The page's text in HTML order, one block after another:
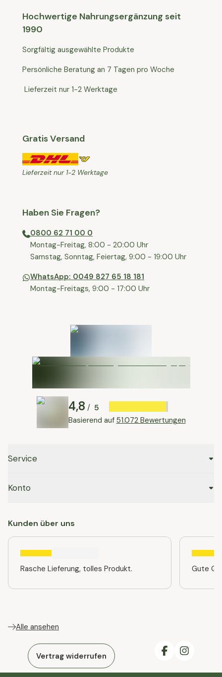
Hochwertige Nahrungsergänzung seit
1990
Sorgfältig ausgewählte Produkte
Persönliche Beratung an 7 Tagen pro Woche
Lieferzeit nur 1-2 Werktage
Gratis Versand
Lieferzeit nur 1-2 Werktage
Haben Sie Fragen?
0800 62 71 00 0
⁠⁠Montag-Freitag, 8:00 - 20:00 Uhr
⁠Samstag, Sonntag, Feiertag, 9:00 - 19:00 Uhr
WhatsApp: 0049 827 65 18 181
Montag-Freitags, 9:00 - 17:00 Uhr
4,8 / 5
Basierend auf 51.072 Bewertungen
Service
Konto
Kunden über uns
Rasche Lieferung, tolles Produkt. Gute
Alle ansehen
Vertrag widerrufen